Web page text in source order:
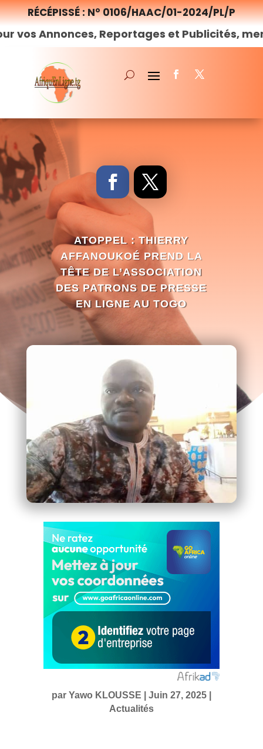
RÉCÉPISSÉ : N° 0106/HAAC/01-2024/PL/P
Reportages et Publicités, merci denous
ATOPPEL : THIERRY
AFFANOUKOÉ PREND LA
TÊTE DE L’ASSOCIATION
DES PATRONS DE PRESSE
EN LIGNE AU TOGO
par Yawo KLOUSSE Juin 27, 2025|
Actualités